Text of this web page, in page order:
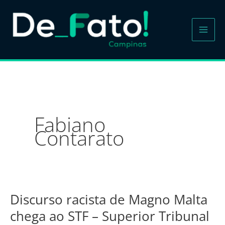
para
Fabiano
Contarato
Discurso racista de Magno Malta
chega ao STF – Superior Tribunal
Discurso
racista